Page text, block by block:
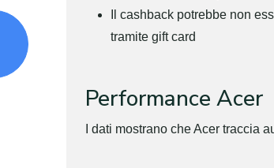
Il cashback potrebbe non
tramite gift card
Performance Acer
I dati mostrano che Acer traccia